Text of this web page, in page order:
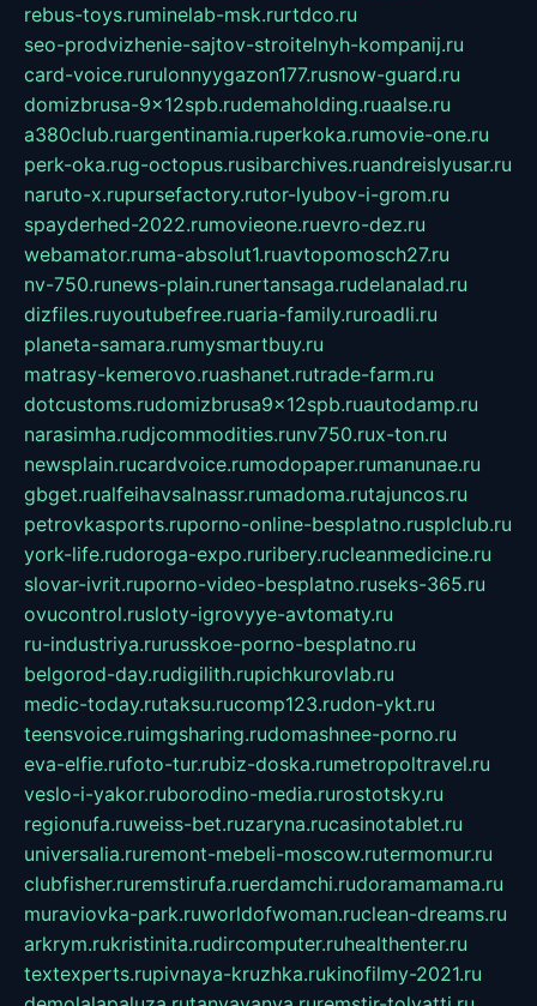
rebus-toys.ruminelab-msk.rurtdco.ru
seo-prodvizhenie-sajtov-stroitelnyh-kompanij.ru
card-voice.rurulonnyygazon177.rusnow-guard.ru
domizbrusa-9x12spb.rudemaholding.ruaalse.ru
a380club.ruargentinamia.ruperkoka.rumovie-one.ru
perk-oka.rug-octopus.rusibarchives.ruandreislyusar.ru
naruto-x.rupursefactory.rutor-lyubov-i-grom.ru
spayderhed-2022.rumovieone.ruevro-dez.ru
webamator.ruma-absolut1.ruavtopomosch27.ru
nv-750.runews-plain.runertansaga.rudelanalad.ru
dizfiles.ruyoutubefree.ruaria-family.ruroadli.ru
planeta-samara.rumysmartbuy.ru
matrasy-kemerovo.ruashanet.rutrade-farm.ru
dotcustoms.rudomizbrusa9x12spb.ruautodamp.ru
narasimha.rudjcommodities.runv750.rux-ton.ru
newsplain.rucardvoice.rumodopaper.rumanunae.ru
gbget.rualfeihavsalnassr.rumadoma.rutajuncos.ru
petrovkasports.ruporno-online-besplatno.rusplclub.ru
york-life.rudoroga-expo.ruribery.rucleanmedicine.ru
slovar-ivrit.ruporno-video-besplatno.ruseks-365.ru
ovucontrol.rusloty-igrovyye-avtomaty.ru
ru-industriya.rurusskoe-porno-besplatno.ru
belgorod-day.rudigilith.rupichkurovlab.ru
medic-today.rutaksu.rucomp123.rudon-ykt.ru
teensvoice.ruimgsharing.rudomashnee-porno.ru
eva-elfie.rufoto-tur.rubiz-doska.rumetropoltravel.ru
veslo-i-yakor.ruborodino-media.rurostotsky.ru
regionufa.ruweiss-bet.ruzaryna.rucasinotablet.ru
universalia.ruremont-mebeli-moscow.rutermomur.ru
clubfisher.ruremstirufa.ruerdamchi.rudoramamama.ru
muraviovka-park.ruworldofwoman.ruclean-dreams.ru
arkrym.rukristinita.rudircomputer.ruhealthenter.ru
textexperts.rupivnaya-kruzhka.rukinofilmy-2021.ru